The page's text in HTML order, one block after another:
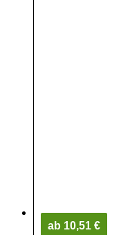
ab 10,51 €